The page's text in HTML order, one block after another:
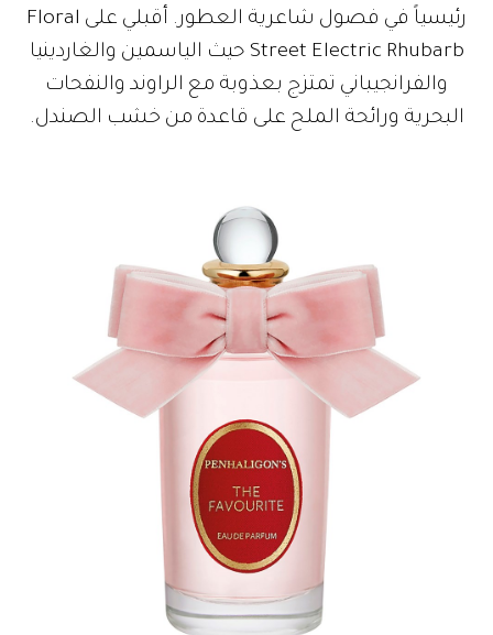
رئيسياً في فصول شاعرية العطور. أقبلي على Floral
Street Electric Rhubarb حيث الياسمين والغاردينيا
والفرانجيباني تمتزج بعذوبة مع الراوند والنفحات
البحرية ورائحة الملح على قاعدة من خشب الصندل.